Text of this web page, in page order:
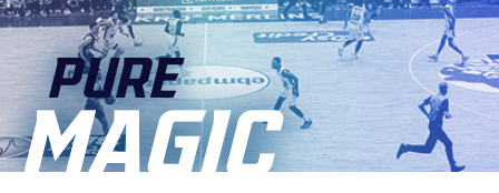
PURE
MAGIC